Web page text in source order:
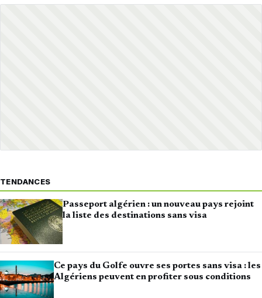
TENDANCES
Passeport algérien : un nouveau pays rejoint
la liste des destinations sans visa
Ce pays du Golfe ouvre ses portes sans visa : les
Algériens peuvent en profiter sous conditions